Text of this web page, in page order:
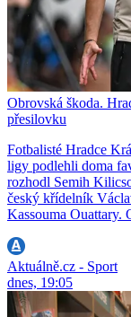
Obrovská škoda.
přesilovku
Fotbalisté Hradce
ligy podlehli doma
rozhodl Semih
český křídelník
Kassouma Ouattary.
Aktuálně.cz - Sport
dnes, 19:05